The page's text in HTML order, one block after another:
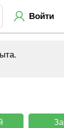
Войти